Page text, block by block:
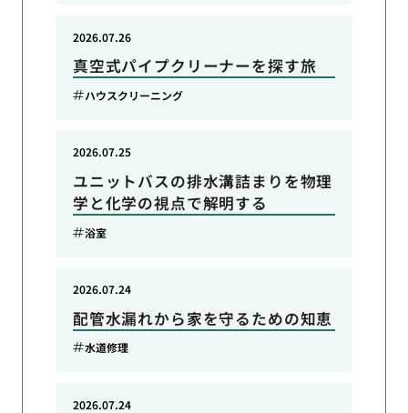
真空式パイプクリーナーを探す旅
2026.07.26
ハウスクリーニング
ユニットバスの排水溝詰まりを物理
学と化学の視点で解明する
2026.07.25
浴室
配管水漏れから家を守るための知恵
2026.07.24
水道修理
2026.07.24